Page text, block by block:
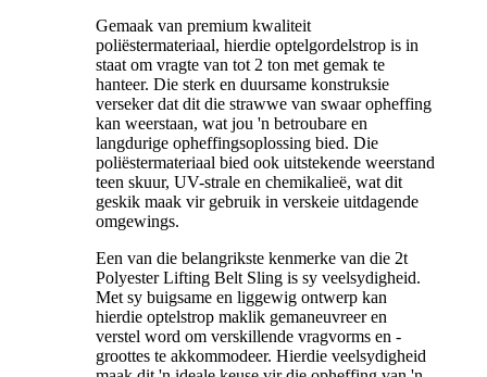
Gemaak van premium kwaliteit
poliëstermateriaal, hierdie optelgordelstrop is in
staat om vragte van tot 2 ton met gemak te
hanteer. Die sterk en duursame konstruksie
verseker dat dit die strawwe van swaar opheffing
kan weerstaan, wat jou 'n betroubare en
langdurige opheffingsoplossing bied. Die
poliëstermateriaal bied ook uitstekende weerstand
teen skuur, UV-strale en chemikalieë, wat dit
geskik maak vir gebruik in verskeie uitdagende
omgewings.
Een van die belangrikste kenmerke van die 2t
Polyester Lifting Belt Sling is sy veelsydigheid.
Met sy buigsame en liggewig ontwerp kan
hierdie optelstrop maklik gemaneuvreer en
verstel word om verskillende vragvorms en -
groottes te akkommodeer. Hierdie veelsydigheid